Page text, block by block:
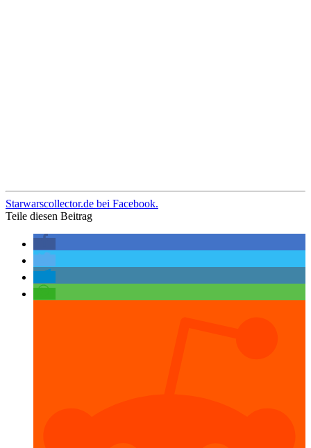
Starwarscollector.de bei Facebook.
Teile diesen Beitrag